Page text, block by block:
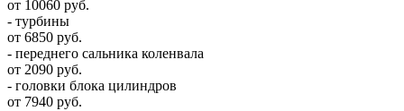
от 10060 руб.
- турбины
от 6850 руб.
- переднего сальника коленвала
от 2090 руб.
- головки блока цилиндров
от 7940 руб.